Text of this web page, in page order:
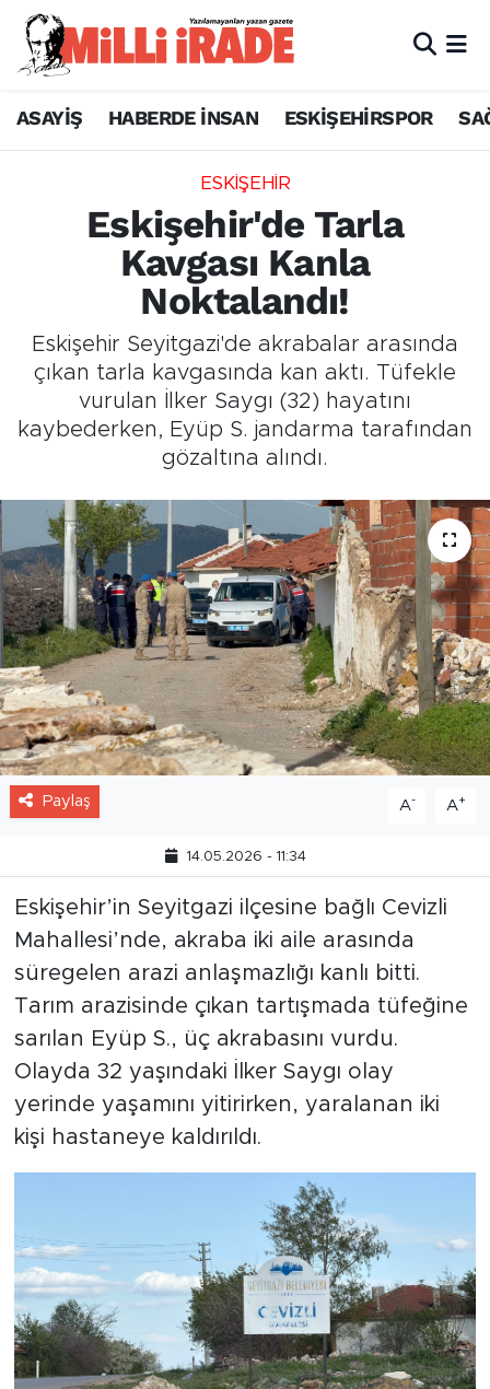
ASAYİŞ HABERDE İNSAN ESKİŞEHİRSPOR
ESKİŞEHİR
Eskişehir'de Tarla
Kavgası Kanla
Noktalandı!
Eskişehir Seyitgazi'de akrabalar arasında
çıkan tarla kavgasında kan aktı. Tüfekle
vurulan İlker Saygı (32) hayatını
kaybederken, Eyüp S. jandarma tarafından
gözaltına alındı.
Paylaş A- A+
14.05.2026 - 11:34
Eskişehir’in Seyitgazi ilçesine bağlı Cevizli
Mahallesi’nde, akraba iki aile arasında
süregelen arazi anlaşmazlığı kanlı bitti.
Tarım arazisinde çıkan tartışmada tüfeğine
sarılan Eyüp S., üç akrabasını vurdu.
Olayda 32 yaşındaki İlker Saygı olay
yerinde yaşamını yitirirken, yaralanan iki
kişi hastaneye kaldırıldı.